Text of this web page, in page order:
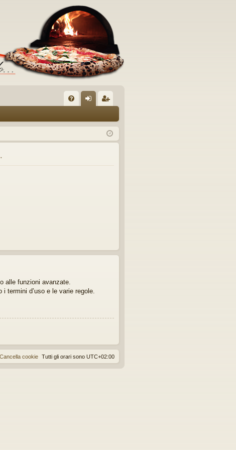
Q in riv
iti
alle funzioni avanzate.
termini d’uso e le varie regole.
Tutti gli orari sono UTC+02:00
Cancella cookie